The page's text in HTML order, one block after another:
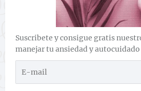
Suscribete y consigue gratis
manejar tu ansiedad y autocuidado